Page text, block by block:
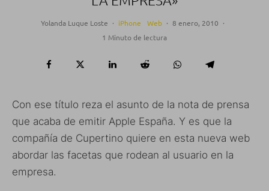
Yolanda Luque Loste · iPhone Web · 8 enero, 2010 ·
1 Minuto de lectura
Con ese título reza el asunto de la nota de prensa
que acaba de emitir Apple España. Y es que la
compañía de Cupertino quiere en esta nueva web
abordar las facetas que rodean al usuario en la
empresa.